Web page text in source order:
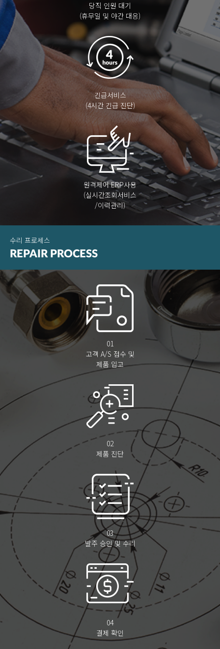
당직 인원 대기
(휴무일 및 야간 대응)
긴급서비스
(4시간 긴급 진단)
원격제어 ERP사용
(실시간조회서비스
/이력관리)
수리 프로세스
REPAIR PROCESS
01
고객 A/S 접수 및
제품 입고
02
제품 진단
03
발주 승인 및 수리
04
결제 확인